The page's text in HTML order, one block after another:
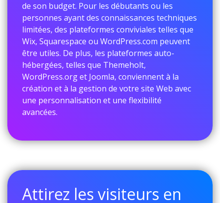
de son budget. Pour les débutants ou les
personnes ayant des connaissances techniques
limitées, des plateformes conviviales telles que
Wix, Squarespace ou WordPress.com peuvent
être utiles. De plus, les plateformes auto-
hébergées, telles que Themeholt,
WordPress.org et Joomla, conviennent à la
création et à la gestion de votre site Web avec
une personnalisation et une flexibilité
avancées.
Attirez les visiteurs en